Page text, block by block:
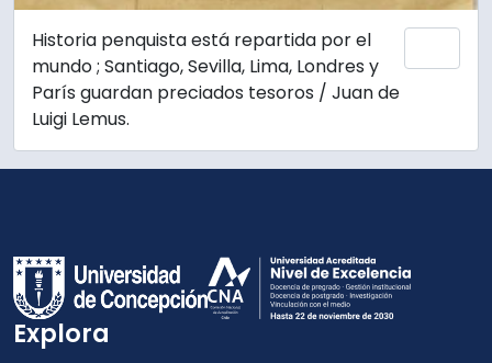
Historia penquista está repartida por el
mundo ; Santiago, Sevilla, Lima, Londres y
París guardan preciados tesoros / Juan de
Luigi Lemus.
Explora